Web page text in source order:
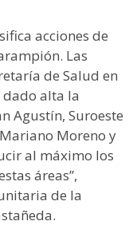
acciones de
Las
de Salud en
alta la
Agustín, Suroeste
Moreno y
al máximo los
áreas”,
de la